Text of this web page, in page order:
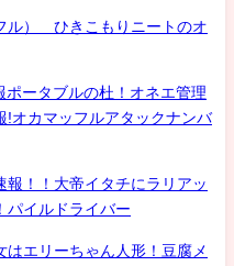
ル） ひきこもりニートのオ
ポータブルの杜！オネエ管理
!オカマッフルアタックナンバ
！！大帝イタチにラリアッ
パイルドライバー
エリーちゃん人形！豆腐メ